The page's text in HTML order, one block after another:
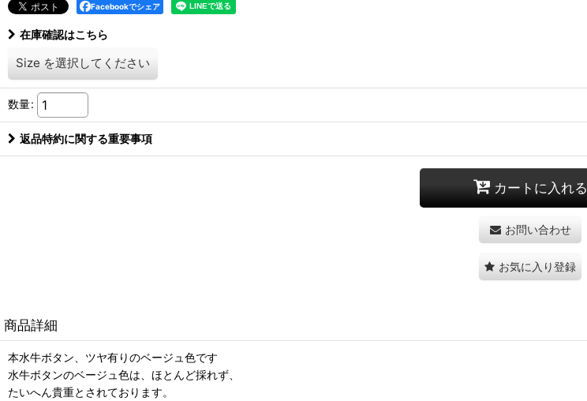
Facebookでシェア
在庫確認はこちら
Size を選択してください
数量:
返品特約に関する重要事項
カートに入れる
お問い合わせ
お気に入り登録
商品詳細
本水牛ボタン、ツヤ有りのベージュ色です
水牛ボタンのベージュ色は、ほとんど採れず、
たいへん貴重とされております。